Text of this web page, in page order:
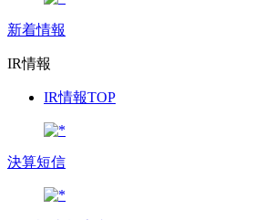
新着情報
IR情報
IR情報TOP
決算短信